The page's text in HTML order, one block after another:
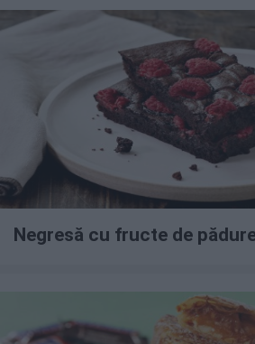
Negresă cu fructe de